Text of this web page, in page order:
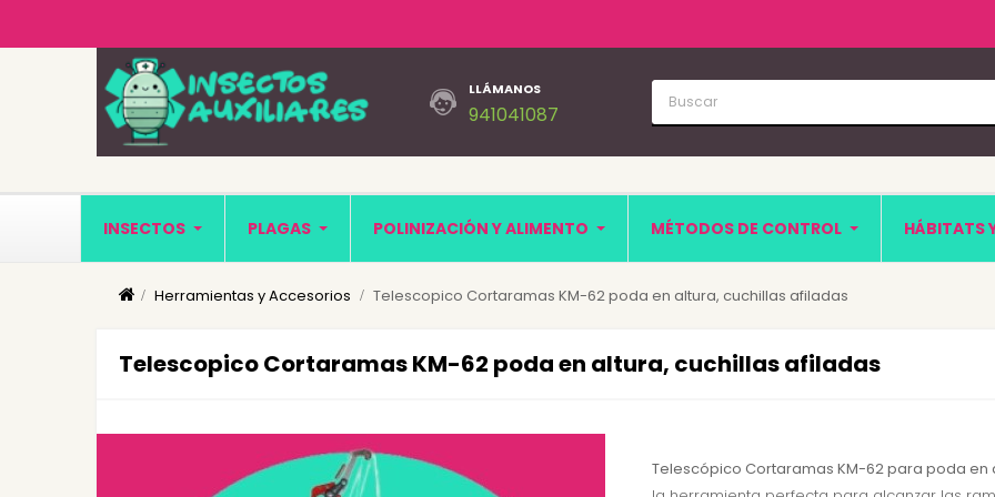
LLÁMANOS
941041087
INSECTOS PLAGAS POLINIZACIÓN Y ALIMENTO MÉTODOS DE CONTROL HÁBITATS
Herramientas y Accesorios Telescopico Cortaramas KM-62 poda en altura, cuchillas afiladas
Telescopico Cortaramas KM-62 poda en altura, cuchillas afiladas
Telescópico Cortaramas KM-62 para poda en